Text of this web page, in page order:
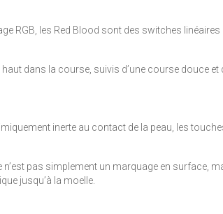
RGB, les Red Blood sont des switches
dans la course, suivis d’une course douce
inerte au contact de la peau, les
pas simplement un marquage en surface,
jusqu’à la moelle.